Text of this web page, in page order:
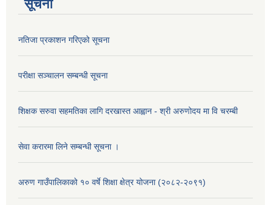
सूचना
नतिजा प्रकाशन गरिएको सूचना
परीक्षा सञ्चालन सम्बन्धी सूचना
शिक्षक सरुवा सहमतिका लागि दरखास्त आह्वान - श्री अरुणोदय मा वि चरम्बी
सेवा करारमा लिने सम्बन्धी सूचना ।
अरुण गाउँपालिकाको १० वर्षे शिक्षा क्षेत्र योजना (२०८२-२०९१)